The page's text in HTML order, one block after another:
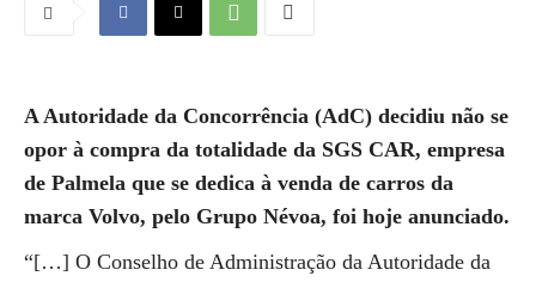
A Autoridade da Concorrência (AdC) decidiu não se
opor à compra da totalidade da SGS CAR, empresa
de Palmela que se dedica à venda de carros da
marca Volvo, pelo Grupo Névoa, foi hoje anunciado.
“[…] O Conselho de Administração da Autoridade da